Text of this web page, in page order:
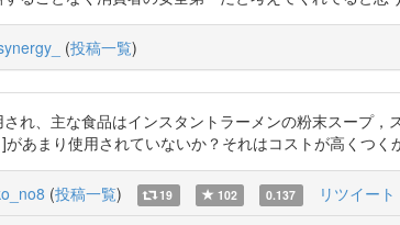
(投稿一覧)
れ、主な食品はインスタントラーメンの粉末スープ
あまり使用されていないか？それはコストが高くつく
(投稿一覧) 19 102 0.137 リツイー